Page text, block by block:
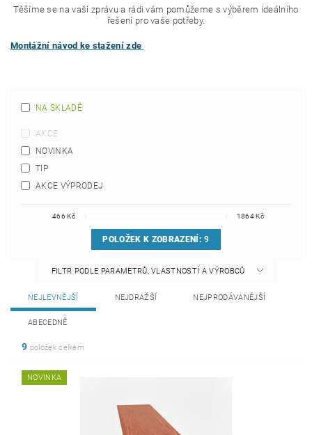
Těšíme se na vaši zprávu a rádi vám pomůžeme s výběrem ideálního
řešení pro vaše potřeby.
Montážní návod ke stažení zde
NA SKLADĚ
AKCE
NOVINKA
TIP
AKCE VÝPRODEJ
466 Kč 1864Kč
POLOŽEK K ZOBRAZENÍ:9
FILTR PODLE PARAMETRŮ, VLASTNOSTÍ A VÝROBCŮ
NEJLEVNĚJŠÍ NEJDRAŽŠÍ NEJPRODÁVANĚJŠÍ
ABECEDNĚ
9 položek celkem
NOVINKA